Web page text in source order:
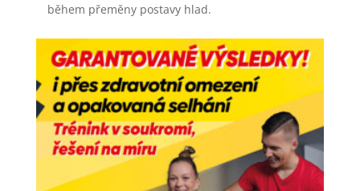
během přeměny postavy hlad.